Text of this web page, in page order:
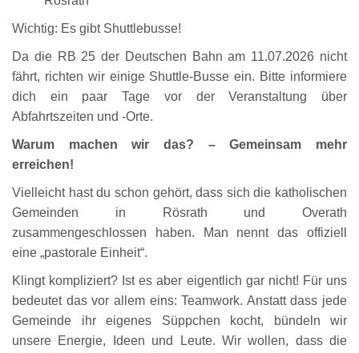
Wichtig: Es gibt Shuttlebusse!
Da die RB 25 der Deutschen Bahn am 11.07.2026 nicht
fährt, richten wir einige Shuttle-Busse ein. Bitte informiere
dich ein paar Tage vor der Veranstaltung über
Abfahrtszeiten und -Orte.
Warum machen wir das? – Gemeinsam mehr
erreichen!
Vielleicht hast du schon gehört, dass sich die katholischen
Gemeinden in Rösrath und Overath
zusammengeschlossen haben. Man nennt das offiziell
eine „pastorale Einheit“.
Klingt kompliziert? Ist es aber eigentlich gar nicht! Für uns
bedeutet das vor allem eins: Teamwork. Anstatt dass jede
Gemeinde ihr eigenes Süppchen kocht, bündeln wir
unsere Energie, Ideen und Leute. Wir wollen, dass die